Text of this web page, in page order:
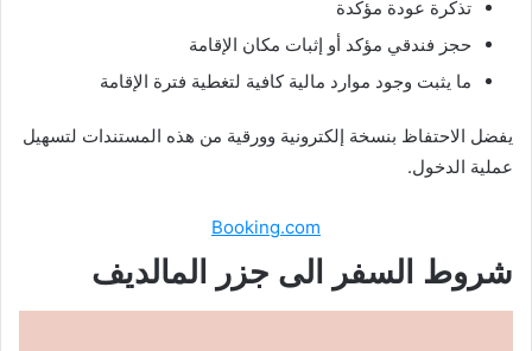
تذكرة عودة مؤكدة
حجز فندقي مؤكد أو إثبات مكان الإقامة
ما يثبت وجود موارد مالية كافية لتغطية فترة الإقامة
يفضل الاحتفاظ بنسخة إلكترونية وورقية من هذه المستندات لتسهيل
عملية الدخول.
Booking.com
شروط السفر الى جزر المالديف